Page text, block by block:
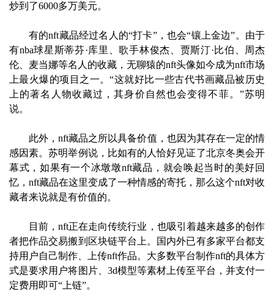
炒到了6000多万美元。
有的nft藏品经过名人的“打卡”，也会“镶上金边”。由于
有nba球星斯蒂芬·库里、歌手林俊杰、贾斯汀·比伯、周杰
伦、麦当娜等名人的收藏，无聊猿的nft头像如今成为nft市场
上最火爆的项目之一。“这就好比一些古代书画藏品被历史
上的著名人物收藏过，其身价自然也会变得不菲。”苏明
说。
此外，nft藏品之所以具备价值，也因为其存在一定的情
感因素。苏明举例说，比如有的人恰好见证了北京冬奥会开
幕式，如果有一个冰墩墩nft藏品，就会唤起当时的美好回
忆，nft藏品在这里变成了一种情感的寄托，那么这个nft对收
藏者来说就是有价值的。
目前，nft正在走向传统行业，也吸引着越来越多的创作
者把作品交易搬到区块链平台上。国内外已有多家平台都支
持用户自己制作、上传nft作品。大多数平台制作nft的具体方
式是要求用户将图片、3d模型等素材上传至平台，并支付一
定费用即可“上链”。